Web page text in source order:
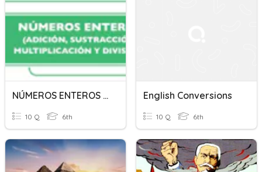
NÚMEROS ENTEROS (ADICIÓN, SUSTRACCIÓN, MULTIPLICACIÓN Y DIVI
10 Q 6th
English Conversions
10 Q 6th